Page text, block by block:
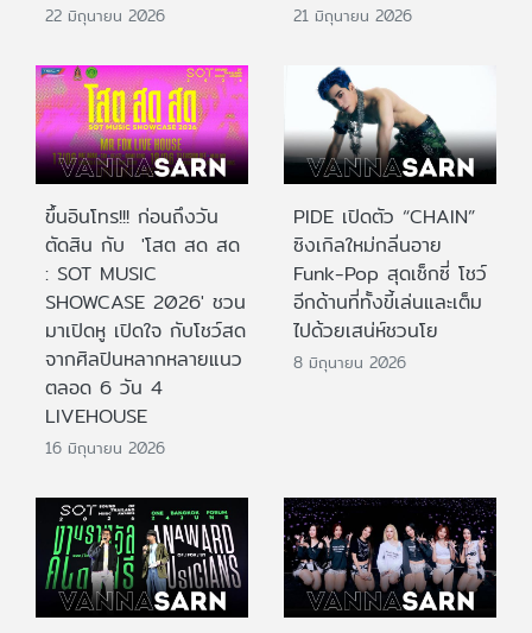
22 มิถุนายน 2026 21 มิถุนายน 2026
ขึ้นอินโทร!!! ก่อนถึงวัน
ตัดสิน กับ 'โสต สด สด
: SOT MUSIC
SHOWCASE 2026' ชวน
มาเปิดหู เปิดใจ กับโชว์สด
จากศิลปินหลากหลายแนว
ตลอด 6 วัน 4
LIVEHOUSE
16 มิถุนายน 2026
PIDE เปิดตัว “CHAIN”
ซิงเกิลใหม่กลิ่นอาย
Funk-Pop สุดเซ็กซี่ โชว์
อีกด้านที่ทั้งขี้เล่นและเต็ม
ไปด้วยเสน่ห์ชวนโย
8 มิถุนายน 2026